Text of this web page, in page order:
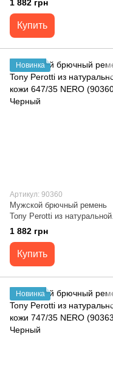
1 882 грн
Купить
Новинка
Артикул: 90360
Мужской брючный ремень
Tony Perotti из натуральной
кожи 647/35 NERO (90360)
1 882 грн
Купить
Новинка